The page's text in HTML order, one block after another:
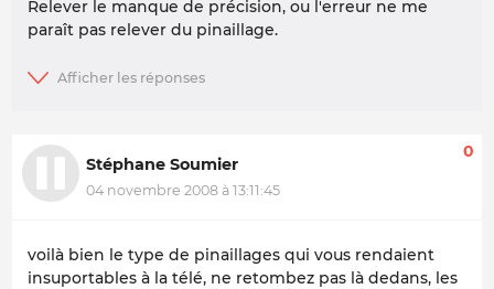
Relever le manque de précision, ou l'erreur ne me
paraît pas relever du pinaillage.
Stéphane Soumier
04 novembre 2008 à 13:11:45
0
voilà bien le type de pinaillages qui vous rendaient
insuportables à la télé, ne retombez pas là dedans, les